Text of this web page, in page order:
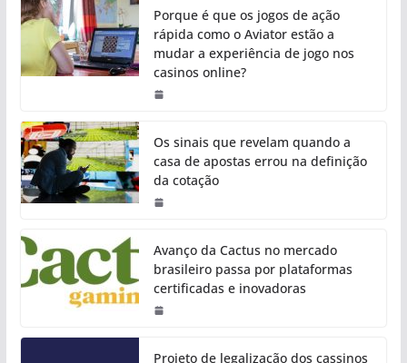
Porque é que os jogos de ação
rápida como o Aviator estão a
mudar a experiência de jogo nos
casinos online?
Os sinais que revelam quando a
casa de apostas errou na definição
da cotação
Avanço da Cactus no mercado
brasileiro passa por plataformas
certificadas e inovadoras
Projeto de legalização dos cassinos